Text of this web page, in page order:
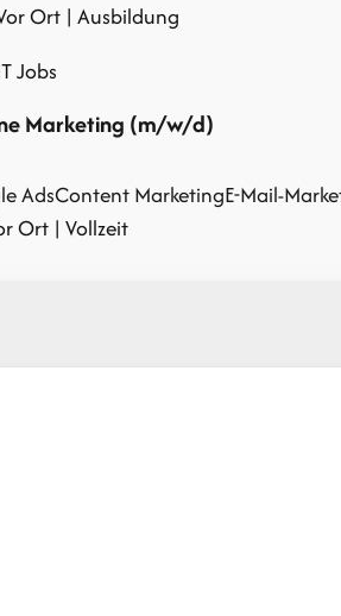
Ort | Ausbildung
Jobs
Marketing (m/w/d)
AdsContent MarketingE-Mail-
Ort | Vollzeit